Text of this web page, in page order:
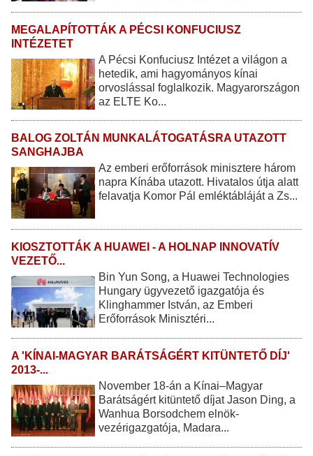
MEGALAPÍTOTTÁK A PÉCSI KONFUCIUSZ
INTÉZETET
A Pécsi Konfuciusz Intézet a világon a
hetedik, ami hagyományos kínai
orvoslással foglalkozik. Magyarországon
az ELTE Ko...
BALOG ZOLTÁN MUNKALÁTOGATÁSRA UTAZOTT
SANGHAJBA
Az emberi erőforrások minisztere három
napra Kínába utazott. Hivatalos útja alatt
felavatja Komor Pál emléktábláját a Zs...
KIOSZTOTTÁK A HUAWEI - A HOLNAP INNOVATÍV
VEZETŐ...
Bin Yun Song, a Huawei Technologies
Hungary ügyvezető igazgatója és
Klinghammer István, az Emberi
Erőforrások Minisztéri...
A 'KÍNAI-MAGYAR BARÁTSÁGÉRT KITÜNTETŐ DÍJ'
2013-...
November 18-án a Kínai–Magyar
Barátságért kitüntető díjat Jason Ding, a
Wanhua Borsodchem elnök-
vezérigazgatója, Madara...